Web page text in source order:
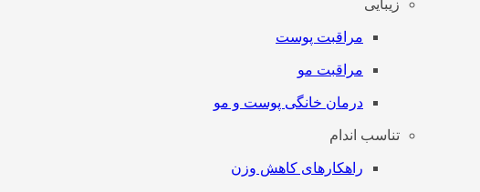
زیبایی
مراقبت پوست
مراقبت مو
درمان خانگی پوست و مو
تناسب اندام
راهکارهای کاهش وزن